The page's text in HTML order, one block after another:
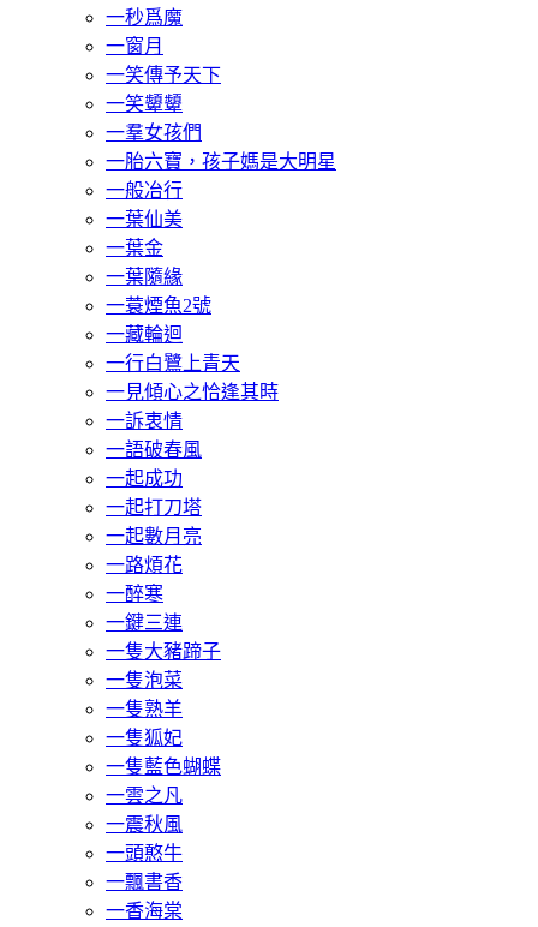
一秒爲魔
一窗月
一笑傳予天下
一笑顰顰
一羣女孩們
一胎六寶，孩子媽是大明星
一般冶行
一葉仙美
一葉金
一葉隨緣
一蓑煙魚2號
一藏輪迴
一行白鷺上青天
一見傾心之恰逢其時
一訴衷情
一語破春風
一起成功
一起打刀塔
一起數月亮
一路煩花
一醉寒
一鍵三連
一隻大豬蹄子
一隻泡菜
一隻熟羊
一隻狐妃
一隻藍色蝴蝶
一雲之凡
一震秋風
一頭憨牛
一飄書香
一香海棠